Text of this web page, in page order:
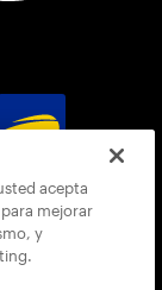
acepta
mejorar
y